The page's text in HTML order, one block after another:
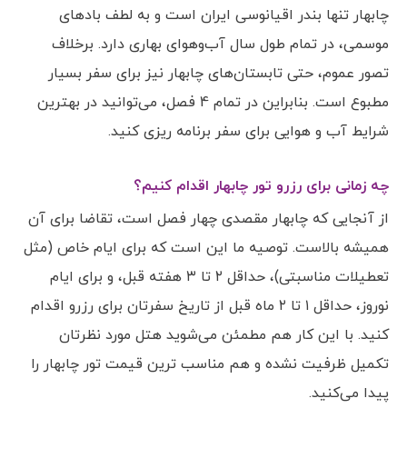
چابهار تنها بندر اقیانوسی ایران است و به لطف بادهای
موسمی، در تمام طول سال آب‌وهوای بهاری دارد. برخلاف
تصور عموم، حتی تابستان‌های چابهار نیز برای سفر بسیار
مطبوع است. بنابراین در تمام 4 فصل، می‌توانید در بهترین
شرایط آب و هوایی برای سفر برنامه ریزی کنید.
چه زمانی برای رزرو تور چابهار اقدام کنیم؟
از آنجایی که چابهار مقصدی چهار فصل است، تقاضا برای آن
همیشه بالاست. توصیه ما این است که برای ایام خاص (مثل
تعطیلات مناسبتی)، حداقل ۲ تا ۳ هفته قبل، و برای ایام
نوروز، حداقل ۱ تا ۲ ماه قبل از تاریخ سفرتان برای رزرو اقدام
کنید. با این کار هم مطمئن می‌شوید هتل مورد نظرتان
تکمیل ظرفیت نشده و هم مناسب ترین قیمت تور چابهار را
پیدا می‌کنید.